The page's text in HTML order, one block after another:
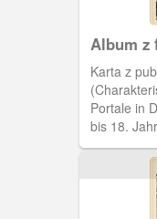
Album z
Kuhna
Karta z
Portale in
bis 18.